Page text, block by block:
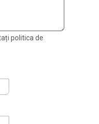
politica de